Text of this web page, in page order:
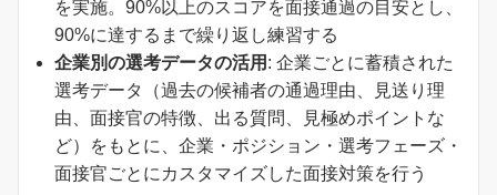
を実施。90%以上のスコアを面接通過の目安とし、
90%に達するまで繰り返し練習する
企業別の選考データの活用 : 企業ごとに蓄積された
選考データ（過去の候補者の通過理由、見送り理
由、面接官の特徴、出る質問、見極めポイントな
ど）をもとに、企業・ポジション・選考フェーズ・
面接官ごとにカスタマイズした面接対策を行う